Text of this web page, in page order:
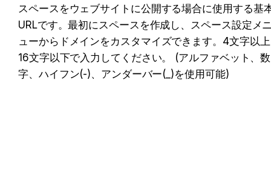
スペースをウェブサイトに公開する場合に使用する基
URLです。最初にスペースを作成し、スペース設定メ
ューからドメインをカスタマイズできます。4文字以上
16文字以下で入力してください。 (アルファベット、数
字、ハイフン(-)、アンダーバー(_)を使用可能)